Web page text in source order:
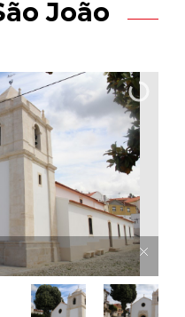
João